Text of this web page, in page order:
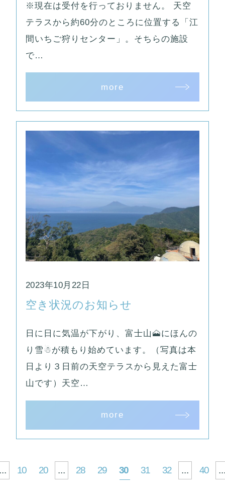
※現在は受付を行っておりません。 天空
テラスから約60分のところに位置する「江
間いちご狩りセンター」。そちらの施設
で…
more
2023年10月22日
空き状況のお知らせ
日に日に気温が下がり、富士山🗻にほんの
り雪☃が積もり始めています。（写真は本
日より３日前の天空テラスから見えた富士
山です）天空…
more
10 20 ... 28 29 30 31 32 ... 40